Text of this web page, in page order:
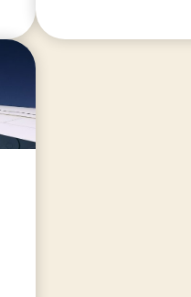
premier modèle 100 %